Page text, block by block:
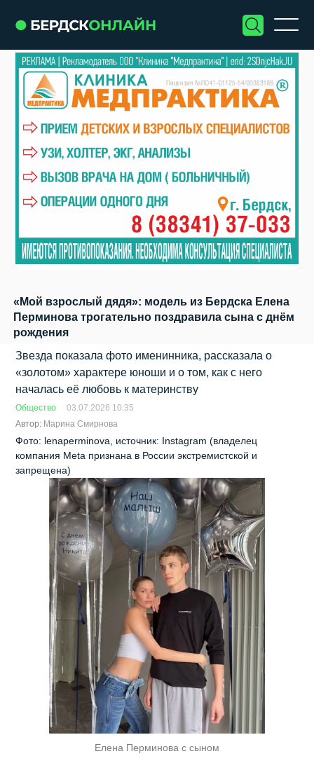
«Мой взрослый дядя»: модель из Бердска Елена
Перминова трогательно поздравила сына с днём
рождения
Звезда показала фото именинника, рассказала о
«золотом» характере юноши и о том, как с него
началась её любовь к материнству
Общество
03.07.2026 10:35
Автор: Марина Смирнова
Фото: lenaperminova, источник: Instagram (владелец
компания Meta признана в России экстремистской и
запрещена)
Елена Перминова с сыном